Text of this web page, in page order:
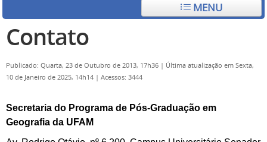
MENU
Contato
Publicado: Quarta, 23 de Outubro de 2013, 17h36 | Última atualização em Sexta,
10 de Janeiro de 2025, 14h14 | Acessos: 3444
Secretaria do Programa de Pós-Graduação em
Geografia da UFAM